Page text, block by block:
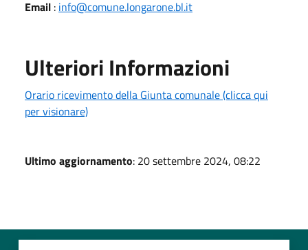
Email : info@comune.longarone.bl.it
Ulteriori Informazioni
Orario ricevimento della Giunta comunale (clicca qui
per visionare)
Ultimo aggiornamento: 20 settembre 2024, 08:22